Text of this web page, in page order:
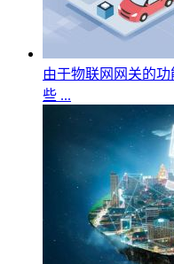
由于物联网网关的
些 ...